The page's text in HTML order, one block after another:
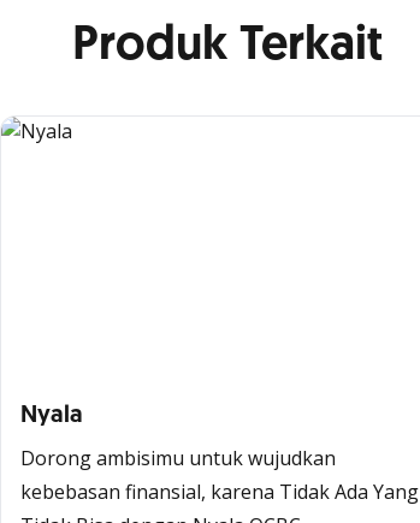
Produk Terkait
Nyala
Dorong ambisimu untuk wujudkan
kebebasan finansial, karena Tidak Ada Yang